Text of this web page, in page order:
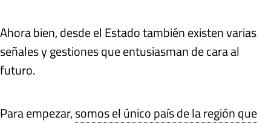
Ahora bien, desde el Estado también existen varias
señales y gestiones que entusiasman de cara al
futuro.
Para empezar,somos el único país de la región que